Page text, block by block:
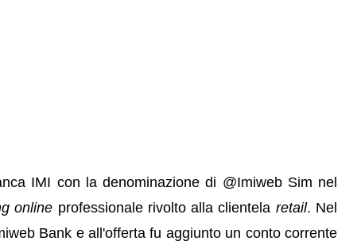
IMI con la denominazione di @Imiweb Sim nel
online professionale rivolto alla clientela retail. Nel
Bank e all'offerta fu aggiunto un conto corrente